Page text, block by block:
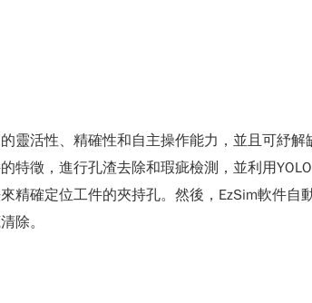
靈活性、精確性和自主操作能力，並且可紓
特徵，進行孔渣去除和瑕疵檢測，並利用
精確定位工件的夾持孔。然後，EzSim軟件
除。